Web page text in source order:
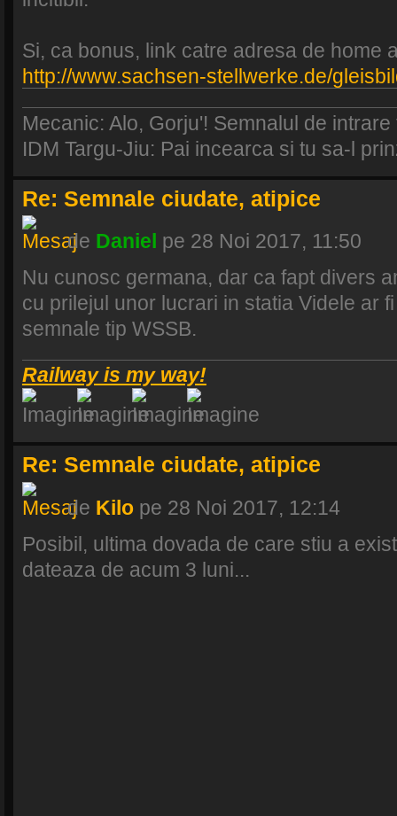
Si, ca bonus, link catre adresa de home
http://www.sachsen-stellwerke.de/
Mecanic: Alo, Gorju'! Semnalul de
IDM Targu-Jiu: Pai incearca si tu sa-l
Re: Semnale ciudate, atipice
de Daniel pe 28 Noi 2017, 11:50
Nu cunosc germana, dar ca fapt divers
cu prilejul unor lucrari in statia Videle ar
semnale tip WSSB.
Railway is my way!
Re: Semnale ciudate, atipice
de Kilope 28 Noi 2017, 12:14
Posibil, ultima dovada de care stiu a
dateaza de acum 3 luni...